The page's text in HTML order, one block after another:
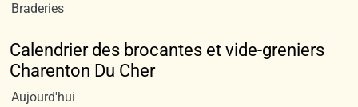
Braderies
Calendrier des brocantes et vide-greniers
Charenton Du Cher
Aujourd'hui